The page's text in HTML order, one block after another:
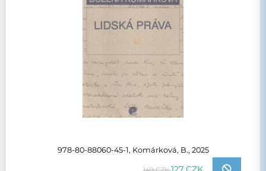
978-80-88060-45-1, Komárková, B., 2025